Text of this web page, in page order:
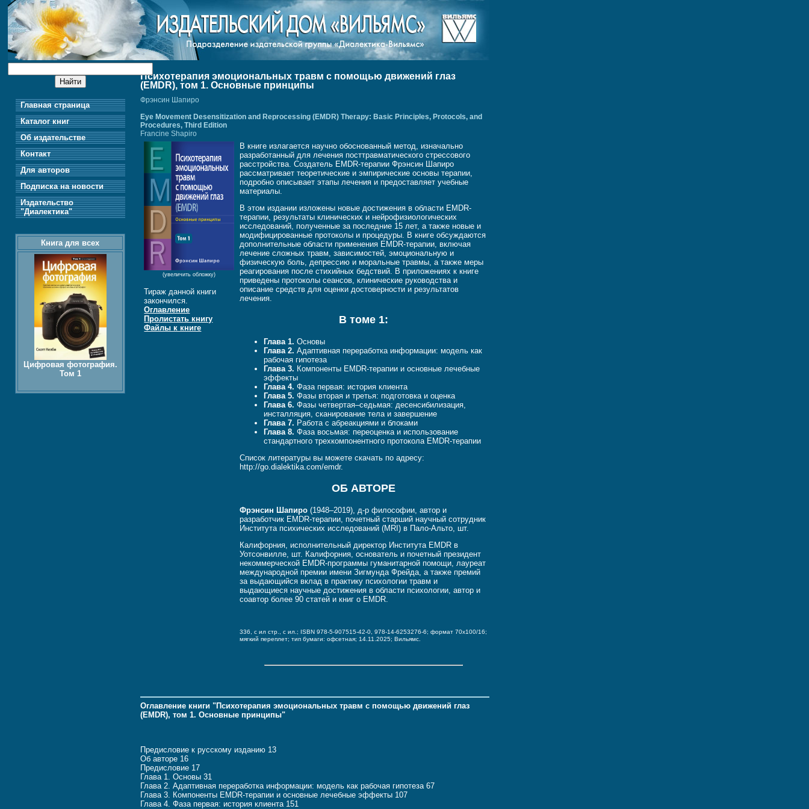
Психотерапия эмоциональных травм с помощью движений глаз
(EMDR), том 1. Основные принципы
Фрэнсин Шапиро
Eye Movement Desensitization and Reprocessing (EMDR) Therapy: Basic Principles, Protocols, and
Procedures, Third Edition
Francine Shapiro
(увеличить обложку)
Тираж данной книги
закончился.
Оглавление
Пролистать книгу
Файлы к книге
В книге излагается научно обоснованный метод, изначально
разработанный для лечения посттравматического стрессового
расстройства. Создатель EMDR-терапии Фрэнсин Шапиро
рассматривает теоретические и эмпирические основы терапии,
подробно описывает этапы лечения и предоставляет учебные
материалы.
В этом издании изложены новые достижения в области EMDR-
терапии, результаты клинических и нейрофизиологических
исследований, полученные за последние 15 лет, а также новые и
модифицированные протоколы и процедуры. В книге обсуждаются
дополнительные области применения EMDR-терапии, включая
лечение сложных травм, зависимостей, эмоциональную и
физическую боль, депрессию и моральные травмы, а также меры
реагирования после стихийных бедствий. В приложениях к книге
приведены протоколы сеансов, клинические руководства и
описание средств для оценки достоверности и результатов
лечения.
В томе 1:
Глава 1. Основы
Глава 2. Адаптивная переработка информации: модель как
рабочая гипотеза
Глава 3. Компоненты EMDR-терапии и основные лечебные
эффекты
Глава 4. Фаза первая: история клиента
Глава 5. Фазы вторая и третья: подготовка и оценка
Глава 6. Фазы четвертая–седьмая: десенсибилизация,
инсталляция, сканирование тела и завершение
Глава 7. Работа с абреакциями и блоками
Глава 8. Фаза восьмая: переоценка и использование
стандартного трехкомпонентного протокола EMDR-терапии
Список литературы вы можете скачать по адресу:
http://go.dialektika.com/emdr.
ОБ АВТОРЕ
Фрэнсин Шапиро (1948–2019), д-р философии, автор и
разработчик EMDR-терапии, почетный старший научный сотрудник
Института психических исследований (MRI) в Пало-Альто, шт.
Калифорния, исполнительный директор Института EMDR в
Уотсонвилле, шт. Калифорния, основатель и почетный президент
некоммерческой EMDR-программы гуманитарной помощи, лауреат
международной премии имени Зигмунда Фрейда, а также премий
за выдающийся вклад в практику психологии травм и
выдающиеся научные достижения в области психологии, автор и
соавтор более 90 статей и книг о EMDR.
336, c ил стр., с ил.; ISBN 978-5-907515-42-0, 978-14-6253276-6;формат 70x100/16;
мягкий переплет;тип бумаги: офсетная;14.11.2025; Вильямс.
Оглавление книги "Психотерапия эмоциональных травм с помощью движений глаз
(EMDR), том 1. Основные принципы"
Предисловие к русскому изданию 13
Об авторе 16
Предисловие 17
Глава 1. Основы 31
Глава 2. Адаптивная переработка информации: модель как рабочая гипотеза 67
Глава 3. Компоненты EMDR-терапии и основные лечебные эффекты 107
Глава 4. Фаза первая: история клиента 151
Главная страница
Каталог книг
Об издательстве
Контакт
Для авторов
Подписка на новости
Издательство
"Диалектика"
Книга для всех
Цифровая фотография.
Том 1